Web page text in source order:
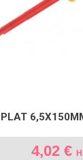
PLAT
4,02 €